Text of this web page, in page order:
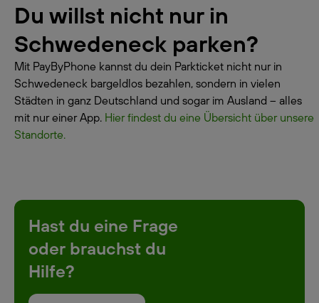
Du willst nicht nur in
Schwedeneck parken?
Mit PayByPhone kannst du dein Parkticket nicht nur in
Schwedeneck bargeldlos bezahlen, sondern in vielen
Städten in ganz Deutschland und sogar im Ausland – alles
mit nur einer App. Hier findest du eine Übersicht über unsere
Standorte.
Hast du eine Frage
oder brauchst du
Hilfe?